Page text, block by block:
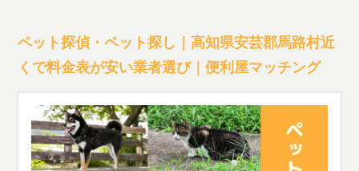
ペット探偵・ペット探し｜高知県安芸郡馬路村近
くで料金表が安い業者選び｜便利屋マッチング